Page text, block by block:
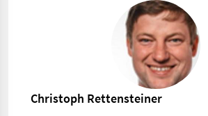
Christoph Rettensteiner